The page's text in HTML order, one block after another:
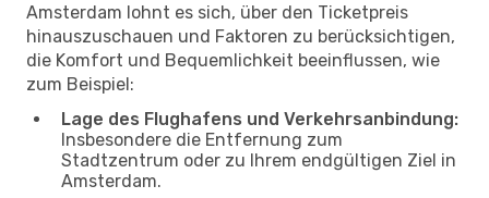
Amsterdam lohnt es sich, über den Ticketpreis
hinauszuschauen und Faktoren zu berücksichtigen,
die Komfort und Bequemlichkeit beeinflussen, wie
zum Beispiel:
Lage des Flughafens und Verkehrsanbindung:
Insbesondere die Entfernung zum
Stadtzentrum oder zu Ihrem endgültigen Ziel in
Amsterdam.